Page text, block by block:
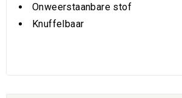
Onweerstaanbare stof
Knuffelbaar